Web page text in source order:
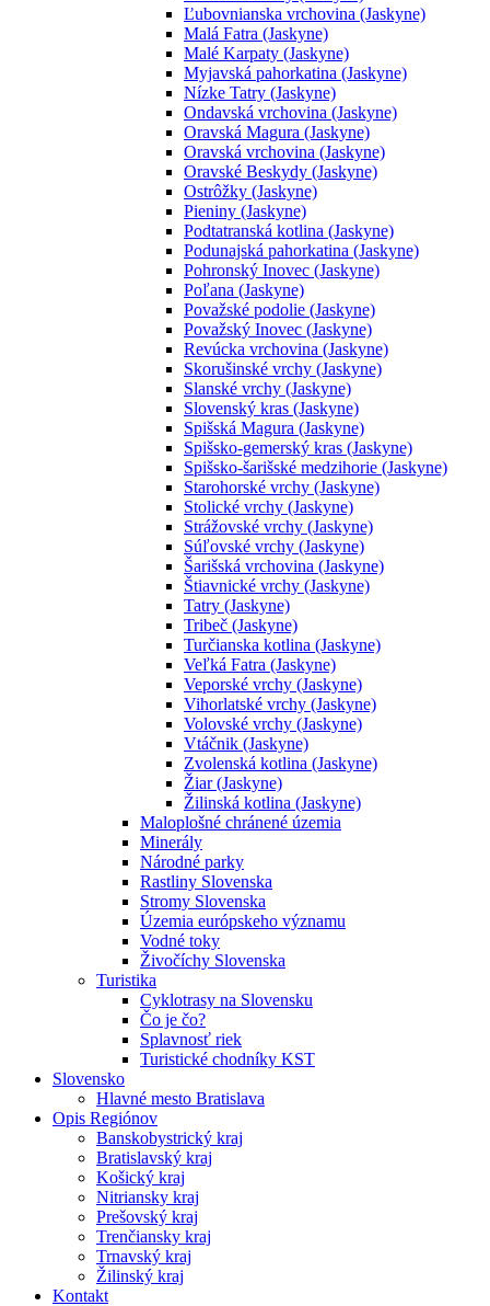
Ľubovnianska vrchovina (Jaskyne)
Malá Fatra (Jaskyne)
Malé Karpaty (Jaskyne)
Myjavská pahorkatina (Jaskyne)
Nízke Tatry (Jaskyne)
Ondavská vrchovina (Jaskyne)
Oravská Magura (Jaskyne)
Oravská vrchovina (Jaskyne)
Oravské Beskydy (Jaskyne)
Ostrôžky (Jaskyne)
Pieniny (Jaskyne)
Podtatranská kotlina (Jaskyne)
Podunajská pahorkatina (Jaskyne)
Pohronský Inovec (Jaskyne)
Poľana (Jaskyne)
Považské podolie (Jaskyne)
Považský Inovec (Jaskyne)
Revúcka vrchovina (Jaskyne)
Skorušinské vrchy (Jaskyne)
Slanské vrchy (Jaskyne)
Slovenský kras (Jaskyne)
Spišská Magura (Jaskyne)
Spišsko-gemerský kras (Jaskyne)
Spišsko-šarišské medzihorie (Jaskyne)
Starohorské vrchy (Jaskyne)
Stolické vrchy (Jaskyne)
Strážovské vrchy (Jaskyne)
Súľovské vrchy (Jaskyne)
Šarišská vrchovina (Jaskyne)
Štiavnické vrchy (Jaskyne)
Tatry (Jaskyne)
Tribeč (Jaskyne)
Turčianska kotlina (Jaskyne)
Veľká Fatra (Jaskyne)
Veporské vrchy (Jaskyne)
Vihorlatské vrchy (Jaskyne)
Volovské vrchy (Jaskyne)
Vtáčnik (Jaskyne)
Zvolenská kotlina (Jaskyne)
Žiar (Jaskyne)
Žilinská kotlina (Jaskyne)
Maloplošné chránené územia
Minerály
Národné parky
Rastliny Slovenska
Stromy Slovenska
Územia európskeho významu
Vodné toky
Živočíchy Slovenska
Turistika
Cyklotrasy na Slovensku
Čo je čo?
Splavnosť riek
Turistické chodníky KST
Slovensko
Hlavné mesto Bratislava
Opis Regiónov
Banskobystrický kraj
Bratislavský kraj
Košický kraj
Nitriansky kraj
Prešovský kraj
Trenčiansky kraj
Trnavský kraj
Žilinský kraj
Kontakt